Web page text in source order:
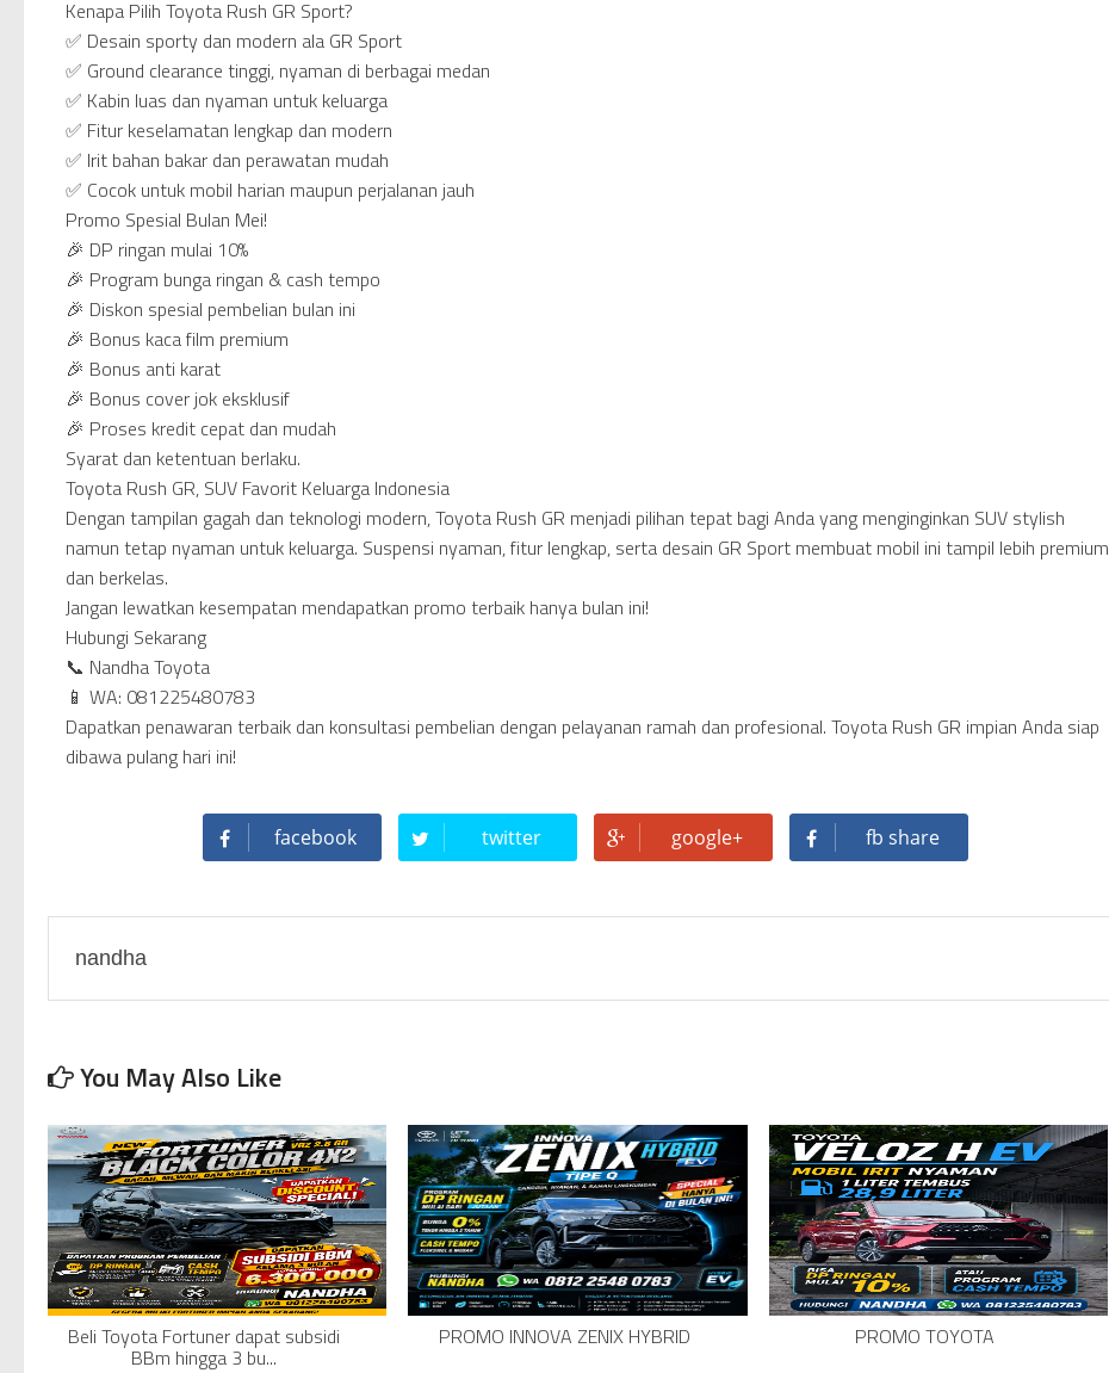
Kenapa Pilih Toyota Rush GR Sport?
✅ Desain sporty dan modern ala GR Sport
✅ Ground clearance tinggi, nyaman di berbagai medan
✅ Kabin luas dan nyaman untuk keluarga
✅ Fitur keselamatan lengkap dan modern
✅ Irit bahan bakar dan perawatan mudah
✅ Cocok untuk mobil harian maupun perjalanan jauh
Promo Spesial Bulan Mei!
🎉 DP ringan mulai 10%
🎉 Program bunga ringan & cash tempo
🎉 Diskon spesial pembelian bulan ini
🎉 Bonus kaca film premium
🎉 Bonus anti karat
🎉 Bonus cover jok eksklusif
🎉 Proses kredit cepat dan mudah
Syarat dan ketentuan berlaku.
Toyota Rush GR, SUV Favorit Keluarga Indonesia
Dengan tampilan gagah dan teknologi modern, Toyota Rush GR menjadi pilihan tepat bagi Anda yang menginginkan SUV stylish
namun tetap nyaman untuk keluarga. Suspensi nyaman, fitur lengkap, serta desain GR Sport membuat mobil ini tampil lebih premium
dan berkelas.
Jangan lewatkan kesempatan mendapatkan promo terbaik hanya bulan ini!
Hubungi Sekarang
📞 Nandha Toyota
📱 WA: 081225480783
Dapatkan penawaran terbaik dan konsultasi pembelian dengan pelayanan ramah dan profesional. Toyota Rush GR impian Anda siap
dibawa pulang hari ini!
facebook twitter google+ fb share
nandha
You May Also Like
Beli Toyota Fortuner dapat subsidi
BBm hingga 3 bu...
PROMO INNOVA ZENIX HYBRID PROMO TOYOTA